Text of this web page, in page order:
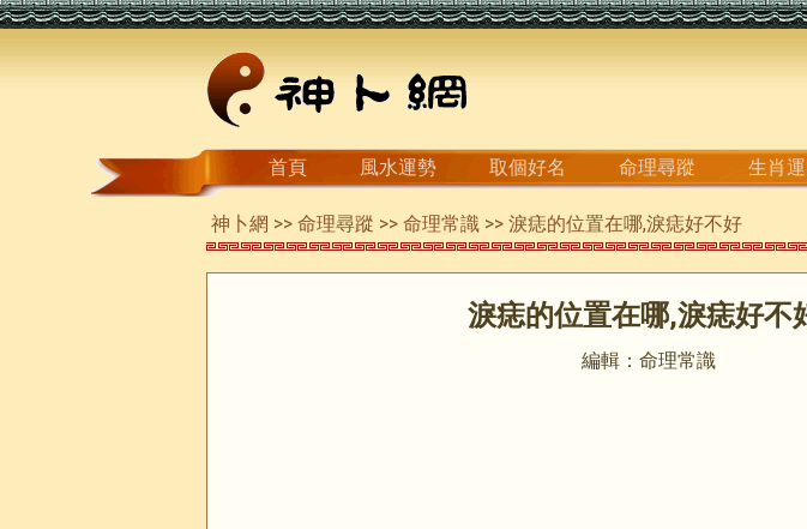
首頁 風水運勢 取個好名 命理尋蹤 生肖
神卜網 >> 命理尋蹤 >> 命理常識 >> 淚痣的位置在哪,淚痣好不好​
淚痣的位置在哪,淚痣好不
編輯：命理常識